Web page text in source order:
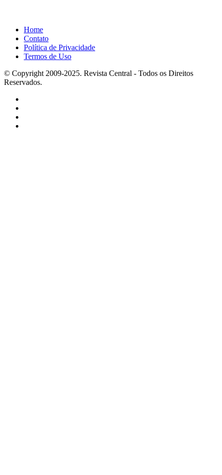
Home
Contato
Política de Privacidade
Termos de Uso
© Copyright 2009-2025. Revista Central - Todos os Direitos
Reservados.